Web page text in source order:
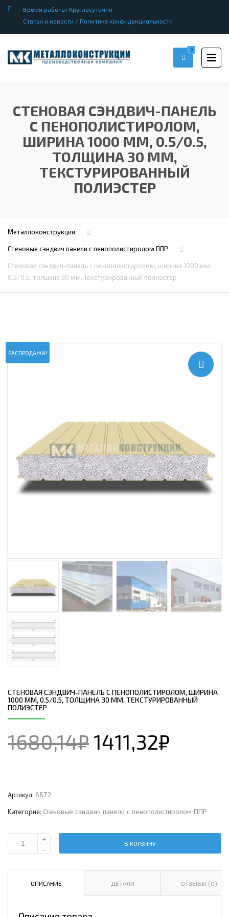
Время работы: Круглосуточно
Статьи и новости / Политика конфиденциальности
0
СТЕНОВАЯ СЭНДВИЧ-ПАНЕЛЬ
С ПЕНОПОЛИСТИРОЛОМ,
ШИРИНА 1000 ММ, 0.5/0.5,
ТОЛЩИНА 30 ММ,
ТЕКСТУРИРОВАННЫЙ
ПОЛИЭСТЕР
Металлоконструкции
Стеновые сэндвич панели с пенополистиролом ППР
Стеновая сэндвич-панель с пенополистиролом, ширина 1000 мм,
0.5/0.5, толщина 30 мм, Текстурированный полиэстер
РАСПРОДАЖА!
СТЕНОВАЯ СЭНДВИЧ-ПАНЕЛЬ С ПЕНОПОЛИСТИРОЛОМ, ШИРИНА
1000 ММ, 0.5/0.5, ТОЛЩИНА 30 ММ, ТЕКСТУРИРОВАННЫЙ
ПОЛИЭСТЕР
1680,14₽ 1411,32₽
Артикул: 8872
Категория: Стеновые сэндвич панели с пенополистиролом ППР
Количество
сэндвич-
+
-
В КОРЗИНУ
ОПИСАНИЕ ДЕТАЛИ ОТЗЫВЫ (0)